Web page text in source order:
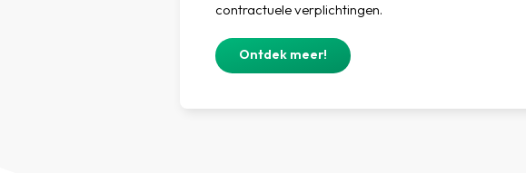
contractuele verplichtingen.
Ontdek meer!